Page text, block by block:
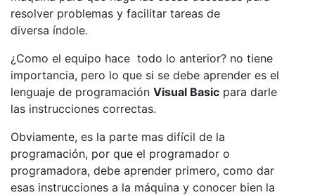
resolver problemas y facilitar tareas de
diversa índole.
¿Como el equipo hace todo lo anterior? no tiene
importancia, pero lo que si se debe aprender es el
lenguaje de programación Visual Basic para darle
las instrucciones correctas.
Obviamente, es la parte mas difícil de la
programación, por que el programador o
programadora, debe aprender primero, como dar
esas instrucciones a la máquina y conocer bien la